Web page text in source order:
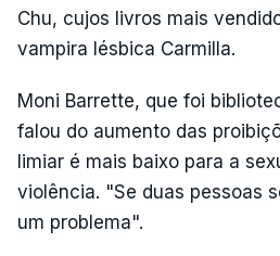
Chu, cujos livros mais
vampira lésbica Carmilla.
Moni Barrette, que foi
falou do aumento das
limiar é mais baixo para a
violência. "Se duas pessoas
um problema".